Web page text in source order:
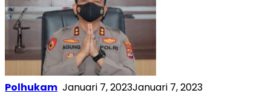
Polhukam Januari 7, 2023Januari 7, 2023